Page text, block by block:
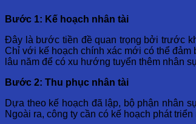
Bước 1: Kế hoạch nhân tài
Đây là bước tiền đề quan trọng bởi trước
Chỉ với kế hoạch chính xác mới có thể
lâu năm để có xu hướng tuyển thêm nhân
Bước 2: Thu phục nhân tài
Dựa theo kế hoạch đã lập, bộ phận nhân
Ngoài ra, công ty cần có kế hoạch phát